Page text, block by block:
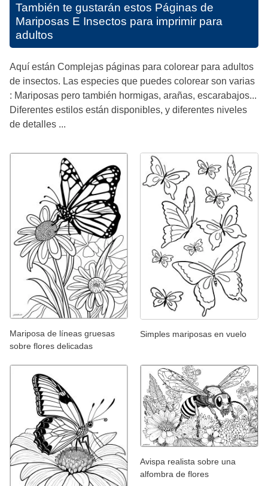
También te gustarán estos Páginas de
Mariposas E Insectos para imprimir para
adultos
Aquí están Complejas páginas para colorear para adultos
de insectos. Las especies que puedes colorear son varias
: Mariposas pero también hormigas, arañas, escarabajos...
Diferentes estilos están disponibles, y diferentes niveles
de detalles ...
Mariposa de líneas gruesas
sobre flores delicadas
Simples mariposas en vuelo
Avispa realista sobre una
alfombra de flores